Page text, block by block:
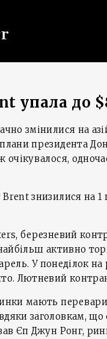
упала до
змінилися на
президента
очікувалося,
знизилися на 1
березневий
активно
У понеділок
Лютневий
мають
заголовкам,
Єп Джун Ронг,